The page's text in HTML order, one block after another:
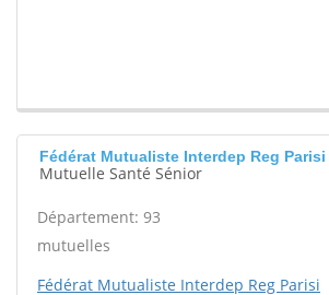
Fédérat Mutualiste Interdep Reg Parisi
Mutuelle Santé Sénior
Département: 93
mutuelles
Fédérat Mutualiste Interdep Reg Parisi